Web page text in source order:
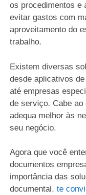
os procedimentos e
evitar gastos com
aproveitamento do
trabalho.
Existem diversas
desde aplicativos de
até empresas
de serviço. Cabe
adequa melhor às
seu negócio.
Agora que você
documentos
importância das
documental, te